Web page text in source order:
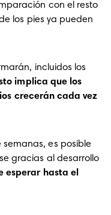
con el resto
los pies ya pueden
incluidos los
implica que los
crecerán cada vez
es posible
gracias al desarrollo